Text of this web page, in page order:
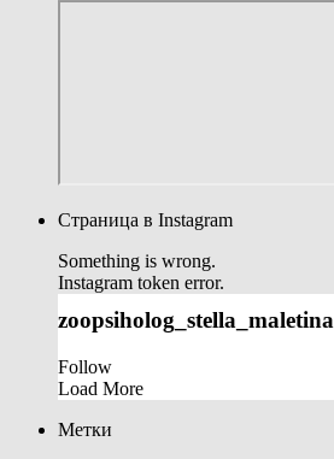
Страница в Instagram
Something is wrong.
Instagram token error.
zoopsiholog_stella_maletina
Follow
Load More
Метки